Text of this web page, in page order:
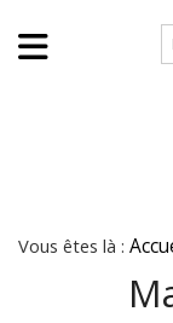
Vous êtes là :